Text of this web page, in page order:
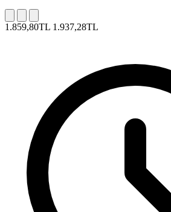
1.859,80TL 1.937,28TL